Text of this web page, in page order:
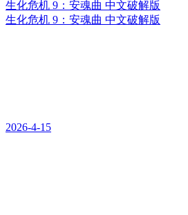
生化危机 9：安魂曲 中文破解版
生化危机 9：安魂曲 中文破解版
2026-4-15